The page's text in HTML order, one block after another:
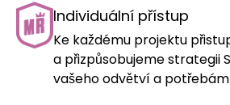
Individuální přístup
Ke každému projektu
a přizpůsobujeme strategii
vašeho odvětví a